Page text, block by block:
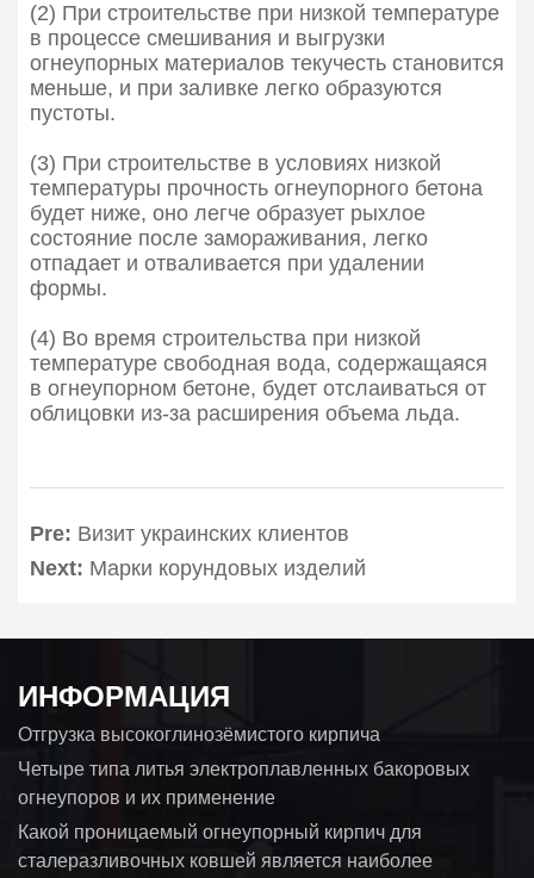
(2) При строительстве при низкой температуре
в процессе смешивания и выгрузки
огнеупорных материалов текучесть становится
меньше, и при заливке легко образуются
пустоты.
(3) При строительстве в условиях низкой
температуры прочность огнеупорного бетона
будет ниже, оно легче образует рыхлое
состояние после замораживания, легко
отпадает и отваливается при удалении
формы.
(4) Во время строительства при низкой
температуре свободная вода, содержащаяся
в огнеупорном бетоне, будет отслаиваться от
облицовки из-за расширения объема льда.
Pre: Визит украинских клиентов
Next: Марки корундовых изделий
ИНФОРМАЦИЯ
Отгрузка высокоглинозёмистого кирпича
Четыре типа литья электроплавленных бакоровых
огнеупоров и их применение
Какой проницаемый огнеупорный кирпич для
сталеразливочных ковшей является наиболее